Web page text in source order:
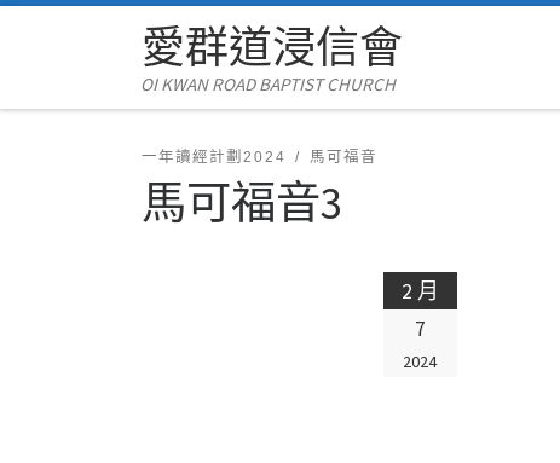
Skip to content愛群道浸信會
OI KWAN ROAD BAPTIST CHURCH
一年讀經計劃2024 馬可福音
馬可福音3
2 月
7
2024